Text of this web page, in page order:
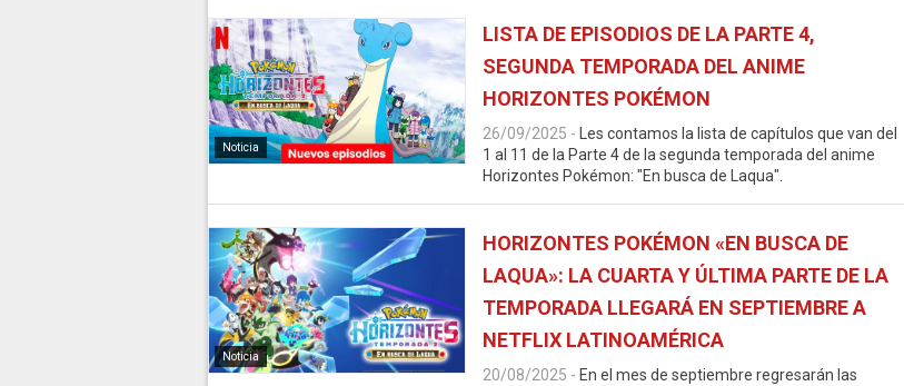
Noticia
LISTA DE EPISODIOS DE LA PARTE 4,
SEGUNDA TEMPORADA DEL ANIME
HORIZONTES POKÉMON
26/09/2025 -
Les contamos la lista de capítulos que van del
1 al 11 de la Parte 4 de la segunda temporada del anime
Horizontes Pokémon: "En busca de Laqua".
Noticia
HORIZONTES POKÉMON «EN BUSCA DE
LAQUA»: LA CUARTA Y ÚLTIMA PARTE DE LA
TEMPORADA LLEGARÁ EN SEPTIEMBRE A
NETFLIX LATINOAMÉRICA
20/08/2025 - En el mes de septiembre regresarán las